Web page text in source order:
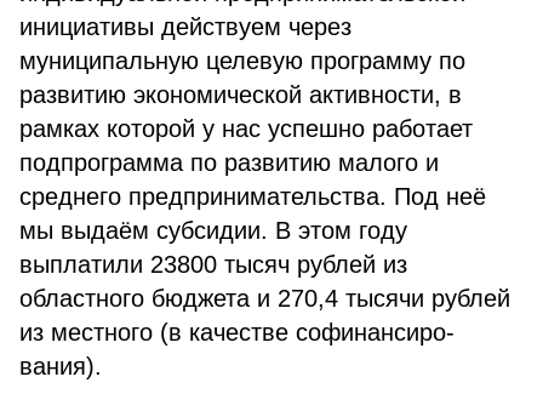
инициативы действуем через
муниципальную целевую про­грамму по
развитию экономической активности, в
рамках которой у нас успешно работает
подпрограмма по развитию малого и
среднего предпри­нимательства. Под неё
мы выдаём субсидии. В этом году
выплатили 23800 тысяч рублей из
областного бюджета и 270,4 тысячи рублей
из местного (в качестве софинансиро­
вания).